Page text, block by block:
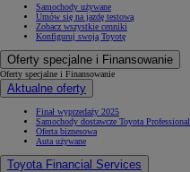
Samochody używane
Umów się na jazdę testową
Zobacz wszystkie cenniki
Konfiguruj swoją Toyotę
Oferty specjalne i Finansowanie
Oferty specjalne i Finansowanie
Aktualne oferty
Finał wyprzedaży 2025
Samochody dostawcze Toyota Professional
Oferta biznesowa
Auta używane
Toyota Financial Services